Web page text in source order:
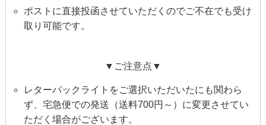
ポストに直接投函させていただくのでご不在でも受け
取り可能です。
▼ご注意点▼
レターパックライトをご選択いただいたにも関わら
ず、宅急便での発送（送料700円～）に変更させてい
ただく場合がございます。